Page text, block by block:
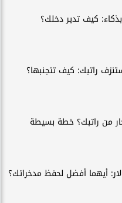
بذكاء: كيف تدير دخلك؟
راتبك: كيف تتجنبها؟
من راتبك؟ خطة بسيطة
أيهما أفضل لحفظ مدخراتك؟